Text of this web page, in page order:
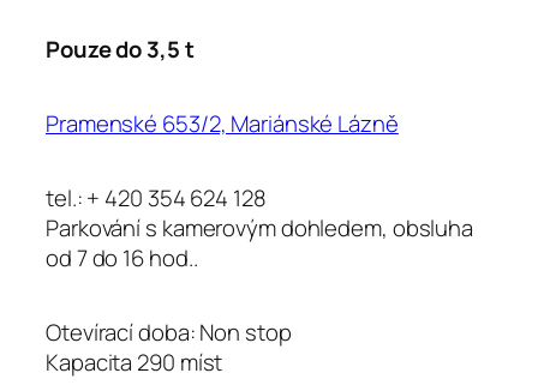
Pouze do 3,5 t
Pramenské 653/2, Mariánské Lázně
tel.: + 420 354 624 128
Parkování s kamerovým dohledem, obsluha
od 7 do 16 hod..
Otevírací doba: Non stop
Kapacita 290 míst